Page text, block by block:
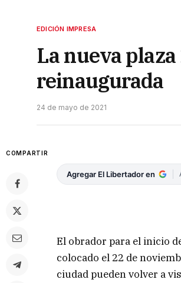
EDICIÓN IMPRESA
La nueva
reinaugurada
24 de mayo de 2021
COMPARTIR
Agregar El Libertador en
El obrador para el inicio
colocado el 22 de
ciudad pueden volver a